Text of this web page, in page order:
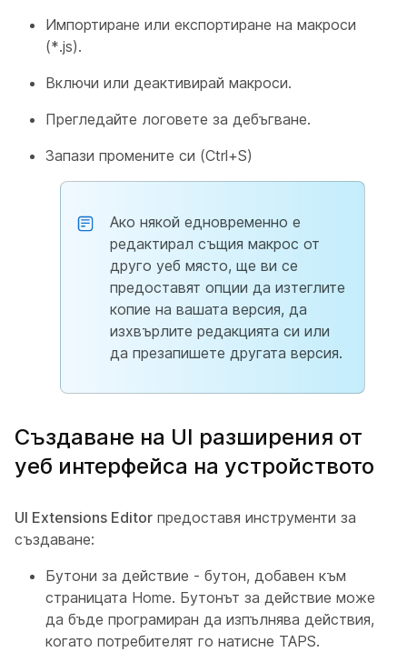
Импортиране или експортиране на макроси
(*.js).
Включи или деактивирай макроси.
Прегледайте логовете за дебъгване.
Запази промените си (Ctrl+S)
Ако някой едновременно е
редактирал същия макрос от
друго уеб място, ще ви се
предоставят опции да изтеглите
копие на вашата версия, да
изхвърлите редакцията си или
да презапишете другата версия.
Създаване на UI разширения от
уеб интерфейса на устройството
UI Extensions Editor предоставя инструменти за
създаване:
Бутони за действие - бутон, добавен към
страницата Home. Бутонът за действие може
да бъде програмиран да изпълнява действия,
когато потребителят го натисне TAPS.